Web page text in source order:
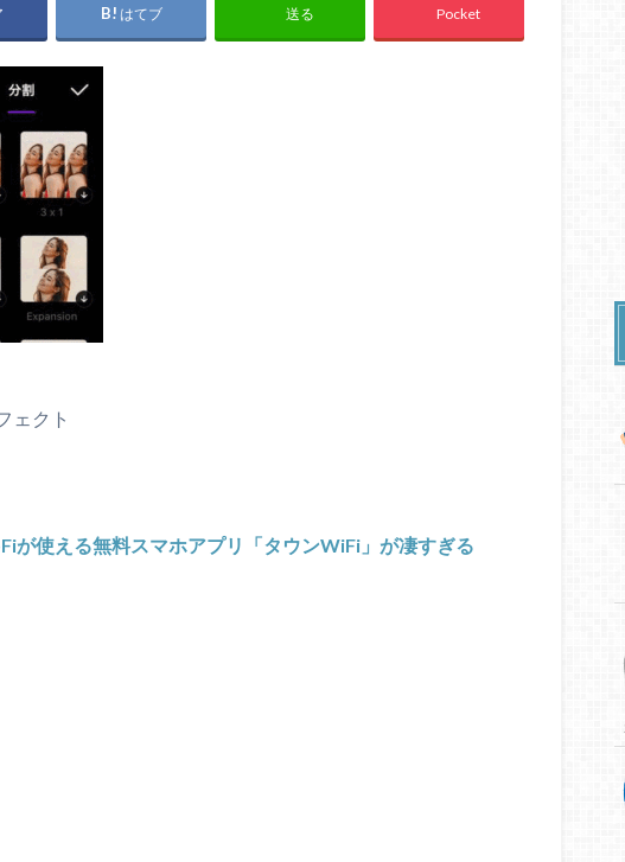
はてブ 送る Pocket
ェクト
が使える無料スマホアプリ「タウンWiFi」が凄すぎる